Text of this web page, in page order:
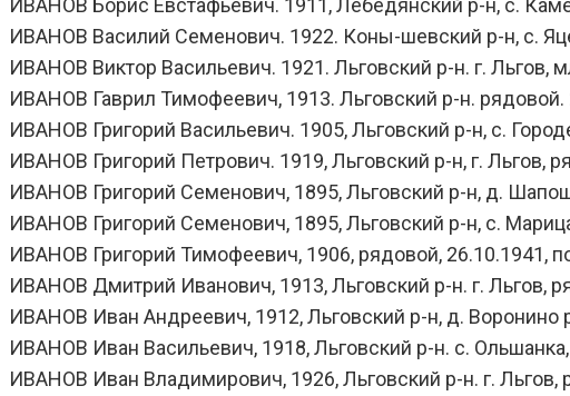
ИВАНОВ Борис Евстафьевич. 1911, Лебедянский р-н, с.
ИВАНОВ Василий Семенович. 1922. Коны-шевский р-н, с.
ИВАНОВ Виктор Васильевич. 1921. Льговский р-н. г. Льгов,
ИВАНОВ Гаврил Тимофеевич, 1913. Льговский р-н.
ИВАНОВ Григорий Васильевич. 1905, Льговский р-н, с.
ИВАНОВ Григорий Петрович. 1919, Льговский р-н, г. Льгов,
ИВАНОВ Григорий Семенович, 1895, Льговский р-н, д.
ИВАНОВ Григорий Семенович, 1895, Льговский р-н, с.
ИВАНОВ Григорий Тимофеевич, 1906, рядовой, 26.10.1941,
ИВАНОВ Дмитрий Иванович, 1913, Льговский р-н. г. Льгов,
ИВАНОВ Иван Андреевич, 1912, Льговский р-н, д. Воронино
ИВАНОВ Иван Васильевич, 1918, Льговский р-н. с.
ИВАНОВ Иван Владимирович, 1926, Льговский р-н. г. Льгов,